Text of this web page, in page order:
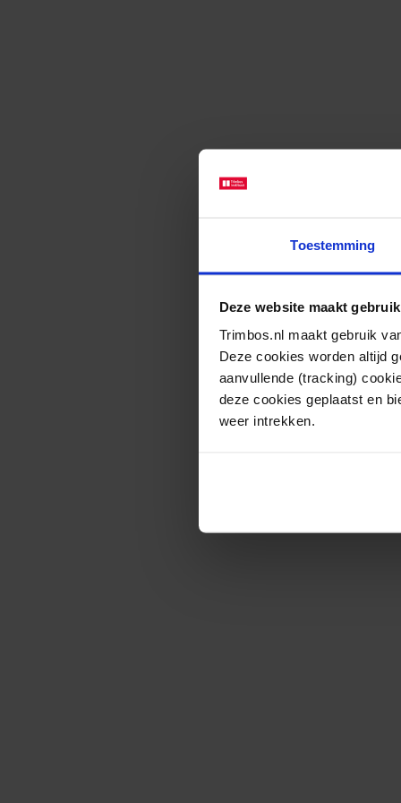
Toestemming
Deze website maakt
Trimbos.nl maakt gebruik
Deze cookies worden altijd
aanvullende (tracking)
deze cookies geplaatst en
weer intrekken.